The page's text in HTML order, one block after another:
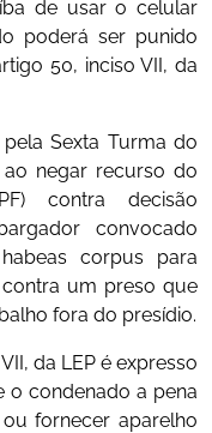
de usar o celular
poderá ser punido
50, inciso VII, da
Sexta Turma do
ao negar recurso do
contra decisão
convocado
corpus para
um preso que
fora do presídio.
da LEP é expresso
o condenado a pena
fornecer aparelho